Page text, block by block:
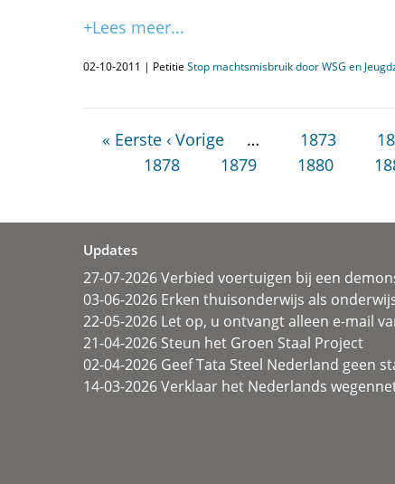
+Lees meer...
02-10-2011 | Petitie Stop machtsmisbruik door WSG en
« Eerste ‹ Vorige … 1873
1878
1879 1880
Updates
27-07-2026 Verbied voertuigen bij een
03-06-2026 Erken thuisonderwijs als
22-05-2026 Let op, u ontvangt alleen e-mail
21-04-2026 Steun het Groen Staal Project
02-04-2026 Geef Tata Steel Nederland geen
14-03-2026 Verklaar het Nederlands